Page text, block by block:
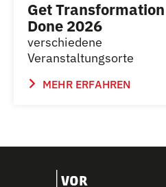
Get Transformation
Done 2026
verschiedene
Veranstaltungsorte
MEHR ERFAHREN